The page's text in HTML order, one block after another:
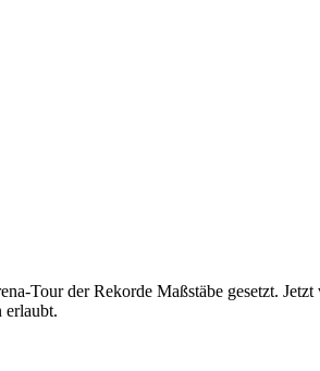
Tour der Rekorde Maßstäbe gesetzt.
erlaubt.